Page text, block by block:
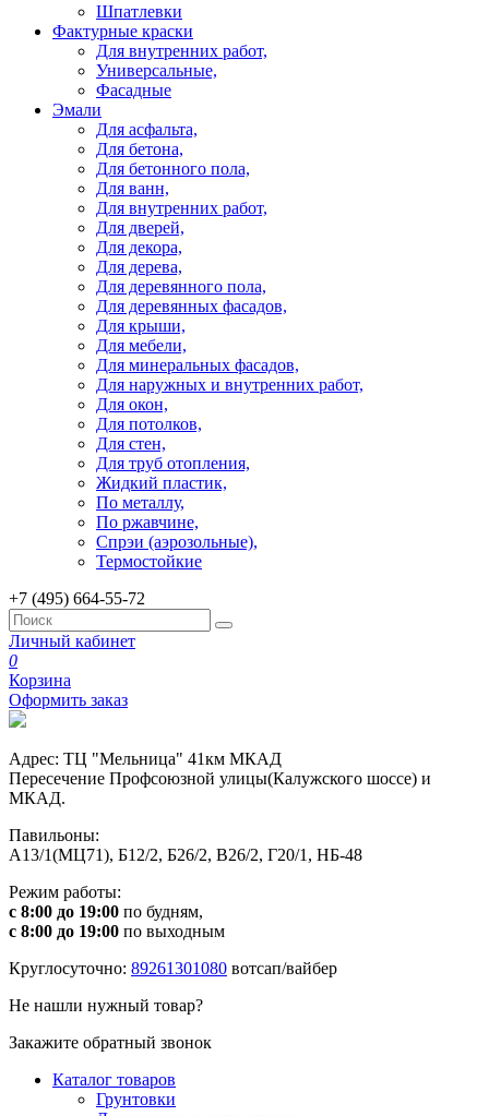
Шпатлевки
Фактурные краски
Для внутренних работ,
Универсальные,
Фасадные
Эмали
Для асфальта,
Для бетона,
Для бетонного пола,
Для ванн,
Для внутренних работ,
Для дверей,
Для декора,
Для дерева,
Для деревянного пола,
Для деревянных фасадов,
Для крыши,
Для мебели,
Для минеральных фасадов,
Для наружных и внутренних работ,
Для окон,
Для потолков,
Для стен,
Для труб отопления,
Жидкий пластик,
По металлу,
По ржавчине,
Спрэи (аэрозольные),
Термостойкие
+7 (495) 664-55-72
Личный кабинет
0
Корзина
Оформить заказ
Адрес: ТЦ "Мельница" 41км МКАД
Пересечение Профсоюзной улицы(Калужского шоссе) и
МКАД.
Павильоны:
А13/1(МЦ71), Б12/2, Б26/2, В26/2, Г20/1, НБ-48
Режим работы:
с 8:00 до 19:00 по будням,
с 8:00 до 19:00 по выходным
Круглосуточно: 89261301080 вотсап/вайбер
Не нашли нужный товар?
Закажите обратный звонок
Каталог товаров
Грунтовки